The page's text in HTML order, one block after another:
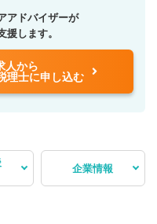
アドバイザーが
援します。
人から
理士に申し込む
企業情報